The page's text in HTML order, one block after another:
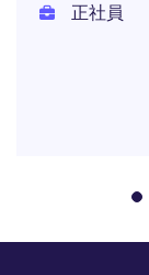
正社員